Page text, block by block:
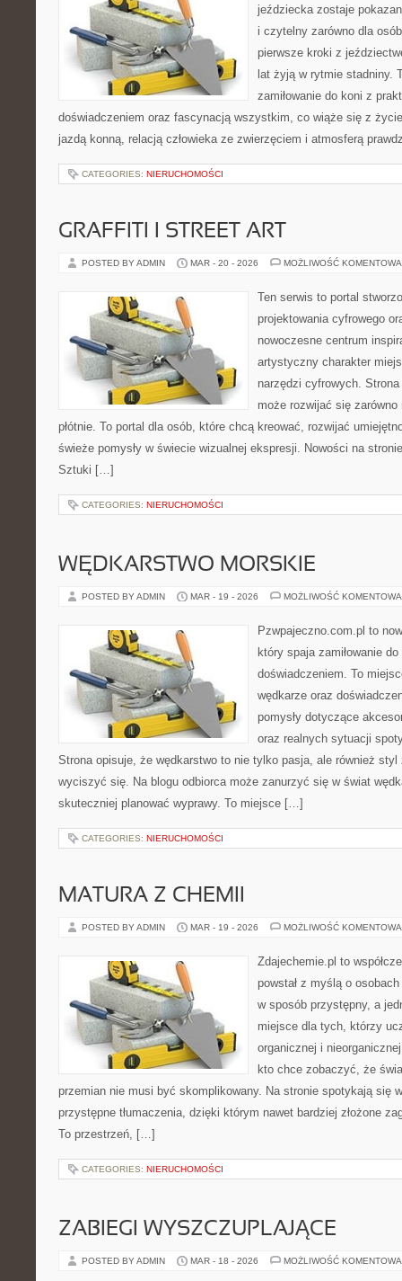
jeździecka zostaje
i czytelny zarówno dla
pierwsze kroki z
lat żyją w rytmie stadniny.
zamiłowanie do koni z
doświadczeniem oraz fascynacją wszystkim, co wiąże się z
jazdą konną, relacją człowieka ze zwierzęciem i atmosferą
CATEGORIES: NIERUCHOMOŚCI
GRAFFITI I STREET ART
POSTED BY ADMIN MAR - 20 - 2026 MOŻLIWOŚĆ
Ten serwis to portal
projektowania cyfrowego
nowoczesne centrum
artystyczny charakter
narzędzi cyfrowych.
może rozwijać się
płótnie. To portal dla osób, które chcą kreować, rozwijać
świeże pomysły w świecie wizualnej ekspresji. Nowości na
Sztuki […]
CATEGORIES: NIERUCHOMOŚCI
WĘDKARSTWO MORSKIE
POSTED BY ADMIN MAR - 19 - 2026 MOŻLIWOŚĆ
Pzwpajeczno.com.pl to
który spaja zamiłowanie
doświadczeniem. To
wędkarze oraz
pomysły dotyczące
oraz realnych sytuacji
Strona opisuje, że wędkarstwo to nie tylko pasja, ale również
wyciszyć się. Na blogu odbiorca może zanurzyć się w świat
skuteczniej planować wyprawy. To miejsce […]
CATEGORIES: NIERUCHOMOŚCI
MATURA Z CHEMII
POSTED BY ADMIN MAR - 19 - 2026 MOŻLIWOŚĆ
Zdajechemie.pl to
powstał z myślą o
w sposób przystępny, a
miejsce dla tych, którzy
organicznej i
kto chce zobaczyć, że
przemian nie musi być skomplikowany. Na stronie spotykają się
przystępne tłumaczenia, dzięki którym nawet bardziej złożone
To przestrzeń, […]
CATEGORIES: NIERUCHOMOŚCI
ZABIEGI WYSZCZUPLAJĄCE
POSTED BY ADMIN MAR - 18 - 2026 MOŻLIWOŚĆ